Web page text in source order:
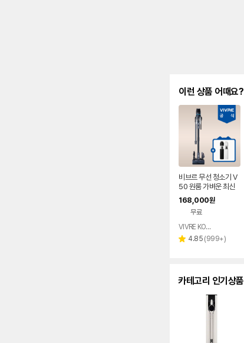
이런 상품 어때요?
비브르 무선 청소기 V
50 원룸 가벼운 최신
형 차이슨 진공 청소기
168,000원
무료
페이
VIVRE KOREA
별 4.85 리
(999+)
카테고리 인기상품